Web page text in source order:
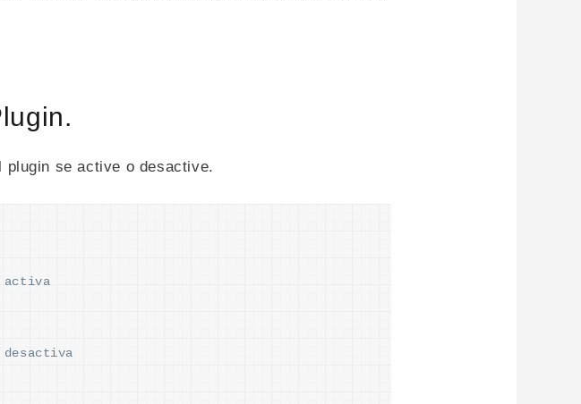
plugin se active o desactive.
activa